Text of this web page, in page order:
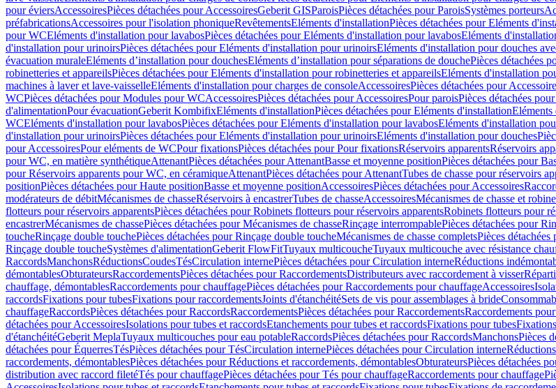
pour éviersAccessoiresPièces détachées pour AccessoiresGeberit GISParoisPièces détachées pour ParoisSystèmes porteurs
préfabricationsAccessoires pour l'isolation phoniqueRevêtementsEléments d'installationPièces détachées pour Eléments
pour WCEléments d'installation pour lavabosPièces détachées pour Eléments d'installation pour lavabosEléments
d'installation pour urinoirsPièces détachées pour Eléments d'installation pour urinoirsEléments d'installation pour douches
évacuation muraleEléments d’installation pour douchesEléments d’installation pour séparations de douchePièces détachées
robinetteries et appareilsPièces détachées pour Eléments d'installation pour robinetteries et appareilsEléments d'installation
machines à laver et lave-vaisselleEléments d'installation pour charges de consoleAccessoiresPièces détachées pour
WCPièces détachées pour Modules pour WCAccessoiresPièces détachées pour AccessoiresPour paroisPièces détachées
d'alimentationPour évacuationGeberit KombifixEléments d'installationPièces détachées pour Eléments d'installation
WCEléments d'installation pour lavabosPièces détachées pour Eléments d'installation pour lavabosEléments d'installation
d'installation pour urinoirsPièces détachées pour Eléments d'installation pour urinoirsEléments d'installation pour douches
pour AccessoiresPour eléments de WCPour fixationsPièces détachées pour Pour fixationsRéservoirs apparentsRéservoirs
pour WC, en matière synthétiqueAttenantPièces détachées pour AttenantBasse et moyenne positionPièces détachées pour
pour Réservoirs apparents pour WC, en céramiqueAttenantPièces détachées pour AttenantTubes de chasse pour réservoirs
positionPièces détachées pour Haute positionBasse et moyenne positionAccessoiresPièces détachées pour Accessoires
modérateurs de débitMécanismes de chasseRéservoirs à encastrerTubes de chasseAccessoiresMécanismes de chasse et
flotteurs pour réservoirs apparentsPièces détachées pour Robinets flotteurs pour réservoirs apparentsRobinets flotteurs pour
encastrerMécanismes de chassePièces détachées pour Mécanismes de chasseRinçage interrompablePièces détachées pour
toucheRinçage double touchePièces détachées pour Rinçage double toucheMécanismes de chasse completsPièces détachées
Rinçage double toucheSystèmes d'alimentationGeberit FlowFitTuyaux multicoucheTuyaux multicouche avec résistance
RaccordsManchonsRéductionsCoudesTésCirculation internePièces détachées pour Circulation interneRéductions
démontablesObturateursRaccordementsPièces détachées pour RaccordementsDistributeurs avec raccordement à visser
chauffage, démontablesRaccordements pour chauffagePièces détachées pour Raccordements pour chauffageAccessoires
raccordsFixations pour tubesFixations pour raccordementsJoints d'étanchéitéSets de vis pour assemblages à bride
chauffageRaccordsPièces détachées pour RaccordsRaccordementsPièces détachées pour RaccordementsRaccordements
détachées pour AccessoiresIsolations pour tubes et raccordsEtanchements pour tubes et raccordsFixations pour tubes
d'étanchéitéGeberit MeplaTuyaux multicouches pour eau potableRaccordsPièces détachées pour RaccordsManchonsPièces
détachées pour ÉquerresTésPièces détachées pour TésCirculation internePièces détachées pour Circulation interne
raccordements, démontablesPièces détachées pour Réductions et raccordements, démontablesObturateursPièces détachées
distribution avec raccord filetéTés pour chauffagePièces détachées pour Tés pour chauffageRaccordements pour chauffage